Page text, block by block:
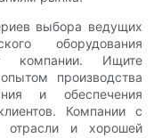
выбора ведущих
оборудования
компании. Ищите
производства
и обеспечения
Компании с
отрасли и хорошей